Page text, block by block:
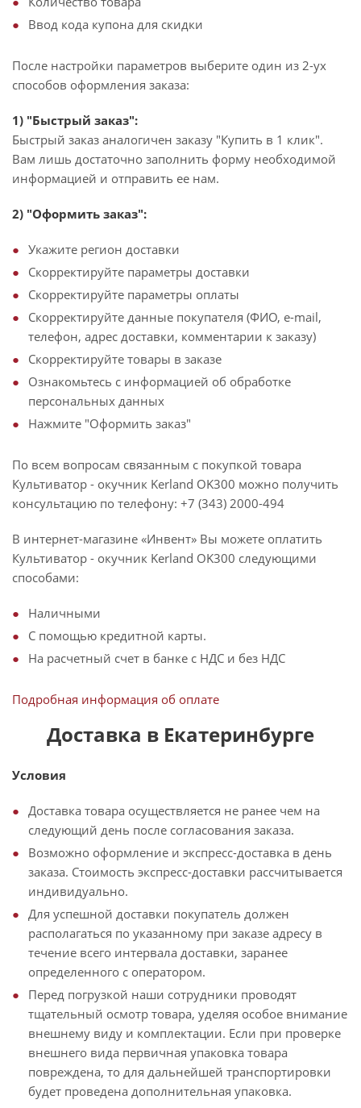
Ввод кода купона для скидки
После настройки параметров выберите один из 2-ух
способов оформления заказа:
1) "Быстрый заказ":
Быстрый заказ аналогичен заказу "Купить в 1 клик".
Вам лишь достаточно заполнить форму необходимой
информацией и отправить ее нам.
2) "Оформить заказ":
Укажите регион доставки
Скорректируйте параметры доставки
Скорректируйте параметры оплаты
Скорректируйте данные покупателя (ФИО, e-mail,
телефон, адрес доставки, комментарии к заказу)
Скорректируйте товары в заказе
Ознакомьтесь с информацией об обработке
персональных данных
Нажмите "Оформить заказ"
По всем вопросам связанным с покупкой товара
Культиватор - окучник Kerland OK300 можно получить
консультацию по телефону: +7 (343) 2000-494
В интернет-магазине «Инвент» Вы можете оплатить
Культиватор - окучник Kerland OK300 следующими
способами:
Наличными
С помощью кредитной карты.
На расчетный счет в банке с НДС и без НДС
Подробная информация об оплате
Доставка в Екатеринбурге
Условия
Доставка товара осуществляется не ранее чем на
следующий день после согласования заказа.
Возможно оформление и экспресс-доставка в день
заказа. Стоимость экспресс-доставки рассчитывается
индивидуально.
Для успешной доставки покупатель должен
располагаться по указанному при заказе адресу в
течение всего интервала доставки, заранее
определенного с оператором.
Перед погрузкой наши сотрудники проводят
тщательный осмотр товара, уделяя особое внимание
внешнему виду и комплектации. Если при проверке
внешнего вида первичная упаковка товара
повреждена, то для дальнейшей транспортировки
будет проведена дополнительная упаковка.